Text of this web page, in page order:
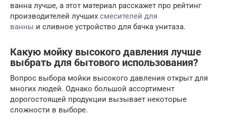
ванна лучше, а этот материал расскажет про рейтинг
производителей лучших смесителей для
ванны и сливное устройство для бачка унитаза.
Какую мойку высокого давления лучше
выбрать для бытового использования?
Вопрос выбора мойки высокого давления открыт для
многих людей. Однако большой ассортимент
дорогостоящей продукции вызывает некоторые
сложности в выборе.